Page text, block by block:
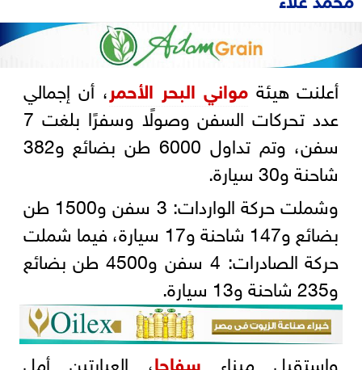
أعلنت هيئةمواني البحر الأحمر، أن إجمالي
عدد تحركات السفن وصولًا وسفرًا بلغت 7
سفن، وتم تداول 6000 طن بضائع و382
شاحنة و30 سيارة.
وشملت حركة الواردات: 3 سفن و1500 طن
بضائع و147 شاحنة و17 سيارة، فيما شملت
حركة الصادرات: 4 سفن و4500 طن بضائع
و235 شاحنة و13 سيارة.
واستقبل ميناء سفاجا، العبارتين أمل